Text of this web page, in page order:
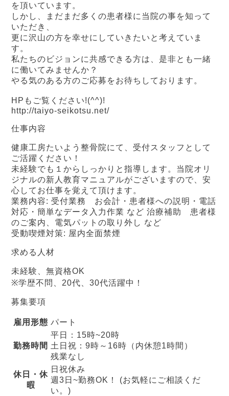
を頂いています。
しかし、まだまだ多くの患者様に当院の事を知って
いただき、
更に沢山の方を幸せにしていきたいと考えていま
す。
私たちのビジョンに共感できる方は、是非とも一緒
に働いてみませんか？
やる気のある方のご応募をお待ちしております。
HPもご覧ください!(^^)!
http://taiyo-seikotsu.net/
仕事内容
健康工房たいよう整骨院にて、受付スタッフとして
ご活躍ください！
未経験でも１からしっかりと指導します。当院オリ
ジナルの新人教育マニュアルがございますので、安
心してお仕事を覚えて頂けます。
業務内容: 受付業務 お会計・患者様への説明・電話
対応・簡単なデータ入力作業 など 治療補助 患者様
のご案内、電気パットの取り外し など
受動喫煙対策: 屋内全面禁煙
求める人材
未経験、無資格OK
※学歴不問、20代、30代活躍中！
募集要項
雇用形態 パート
勤務時間
平日：15時~20時
土日祝：9時～16時（内休憩1時間）
残業なし
休日・休
暇
日祝休み
週3日~勤務OK！ (お気軽にご相談くだ
い。)